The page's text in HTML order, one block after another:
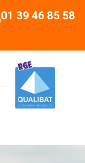
01 39 46 85 58